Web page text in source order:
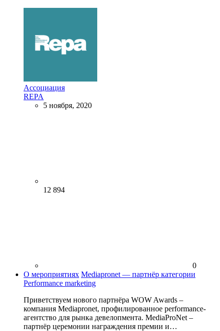
Ассоциация
REPA
5 ноября, 2020
12 894
0
О мероприятиях Mediapronet — партнёр категории
Performance marketing
Приветствуем нового партнёра WOW Awards –
компания Mediapronet, профилированное performance-
агентство для рынка девелопмента. MediaProNet –
партнёр церемонии награждения премии и…